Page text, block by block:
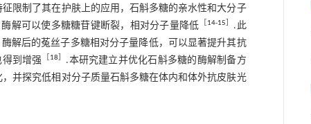
限制了其在护肤上的应用，石斛多糖的亲水性和大分子
解可以使多糖糖苷键断裂，相对分子量降低
14-15
.此
解后的菟丝子多糖相对分子量降低，可以显著提升其抗
到增强 18
.本研究建立并优化石斛多糖的酶解制备方
并探究低相对分子质量石斛多糖在体内和体外抗皮肤光